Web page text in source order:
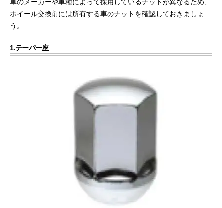
車のメーカーや車種によって採用しているナットが異なるため、
ホイール交換前には所有する車のナットを確認しておきましょ
う。
1.テーパー座